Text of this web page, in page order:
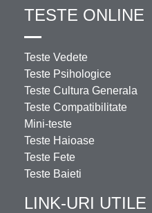
TESTE ONLINE
Teste Vedete
Teste Psihologice
Teste Cultura Generala
Teste Compatibilitate
Mini-teste
Teste Haioase
Teste Fete
Teste Baieti
LINK-URI UTILE